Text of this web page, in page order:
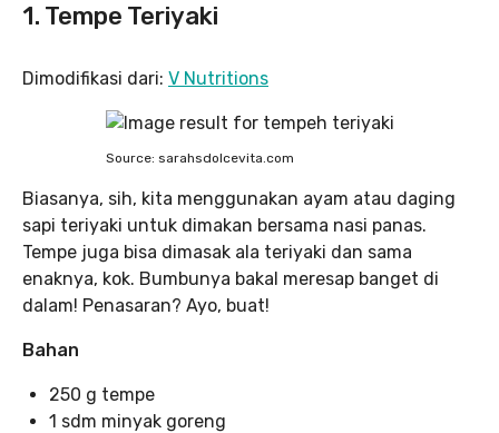
1. Tempe Teriyaki
Dimodifikasi dari: V Nutritions
Source: sarahsdolcevita.com
Biasanya, sih, kita menggunakan ayam atau daging
sapi teriyaki untuk dimakan bersama nasi panas.
Tempe juga bisa dimasak ala teriyaki dan sama
enaknya, kok. Bumbunya bakal meresap banget di
dalam! Penasaran? Ayo, buat!
Bahan
250 g tempe
1 sdm minyak goreng